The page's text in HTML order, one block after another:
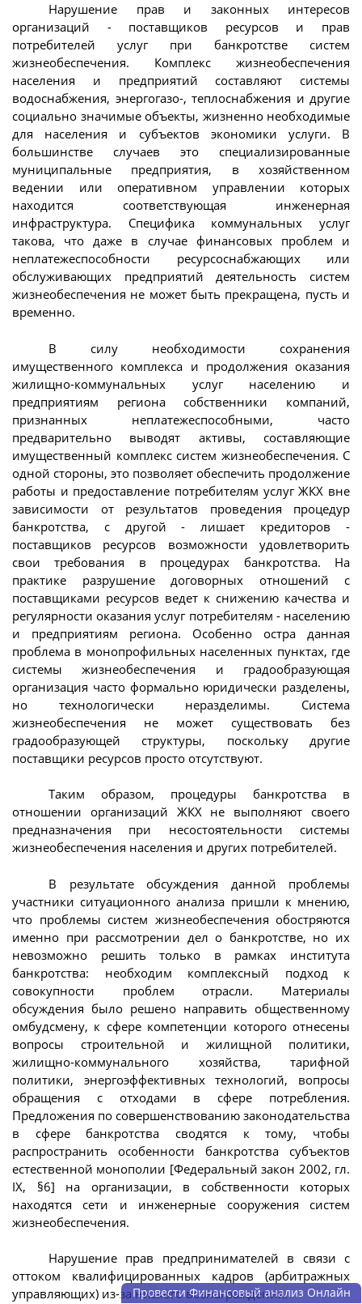
Нарушение прав и законных интересов
организаций - поставщиков ресурсов и прав
потребителей услуг при банкротстве систем
жизнеобеспечения. Комплекс жизнеобеспечения
населения и предприятий составляют системы
водоснабжения, энергогазо-, теплоснабжения и другие
социально значимые объекты, жизненно необходимые
для населения и субъектов экономики услуги. В
большинстве случаев это специализированные
муниципальные предприятия, в хозяйственном
ведении или оперативном управлении которых
находится соответствующая инженерная
инфраструктура. Специфика коммунальных услуг
такова, что даже в случае финансовых проблем и
неплатежеспособности ресурсоснабжающих или
обслуживающих предприятий деятельность систем
жизнеобеспечения не может быть прекращена, пусть и
временно.
В силу необходимости сохранения
имущественного комплекса и продолжения оказания
жилищно-коммунальных услуг населению и
предприятиям региона собственники компаний,
признанных неплатежеспособными, часто
предварительно выводят активы, составляющие
имущественный комплекс систем жизнеобеспечения. С
одной стороны, это позволяет обеспечить продолжение
работы и предоставление потребителям услуг ЖКХ вне
зависимости от результатов проведения процедур
банкротства, с другой - лишает кредиторов -
поставщиков ресурсов возможности удовлетворить
свои требования в процедурах банкротства. На
практике разрушение договорных отношений с
поставщиками ресурсов ведет к снижению качества и
регулярности оказания услуг потребителям - населению
и предприятиям региона. Особенно остра данная
проблема в монопрофильных населенных пунктах, где
системы жизнеобеспечения и градообразующая
организация часто формально юридически разделены,
но технологически неразделимы. Система
жизнеобеспечения не может существовать без
градообразующей структуры, поскольку другие
поставщики ресурсов просто отсутствуют.
Таким образом, процедуры банкротства в
отношении организаций ЖКХ не выполняют своего
предназначения при несостоятельности системы
жизнеобеспечения населения и других потребителей.
В результате обсуждения данной проблемы
участники ситуационного анализа пришли к мнению,
что проблемы систем жизнеобеспечения обостряются
именно при рассмотрении дел о банкротстве, но их
невозможно решить только в рамках института
банкротства: необходим комплексный подход к
совокупности проблем отрасли. Материалы
обсуждения было решено направить общественному
омбудсмену, к сфере компетенции которого отнесены
вопросы строительной и жилищной политики,
жилищно-коммунального хозяйства, тарифной
политики, энергоэффективных технологий, вопросы
обращения с отходами в сфере потребления.
Предложения по совершенствованию законодательства
в сфере банкротства сводятся к тому, чтобы
распространить особенности банкротства субъектов
естественной монополии [Федеральный закон 2002, гл.
IX, §6] на организации, в собственности которых
находятся сети и инженерные сооружения систем
жизнеобеспечения.
Нарушение прав предпринимателей в связи с
оттоком квалифицированных кадров (арбитражных
управляющих) из-за низкого вознаграждения.
Провести Финансовый анализ Онлайн